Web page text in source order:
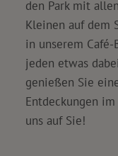
den Park mit
Kleinen auf dem
in unserem
jeden etwas
genießen Sie
Entdeckungen
uns auf Sie!